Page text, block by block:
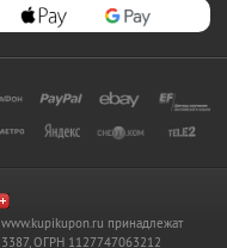
принадлежат
ОГРН 1127747063212